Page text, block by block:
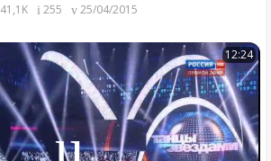
41,1K 255 25/04/2015
12:24